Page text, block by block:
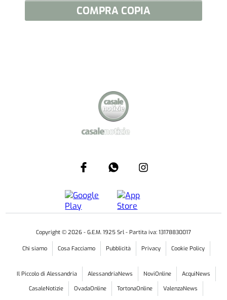
COMPRA COPIA
Copyright © 2026 - G.E.M. 1925 Srl - Partita iva: 13178830017
Chi siamo Cosa Facciamo Pubblicità Privacy Cookie Policy
Il Piccolo di Alessandria AlessandriaNews NoviOnline
AcquiNews
CasaleNotizie
OvadaOnline TortonaOnline ValenzaNews